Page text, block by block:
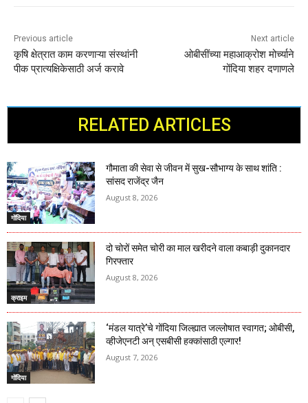
Previous article
कृषि क्षेत्रात काम करणाऱ्या संस्थांनी
पीक प्रात्यक्षिकेसाठी अर्ज करावे
Next article
ओबीसींच्या महाआक्रोश मोर्च्याने
गोंदिया शहर दणाणले
RELATED ARTICLES
गोंदिया
गौमाता की सेवा से जीवन में सुख-सौभाग्य के साथ शांति :
सांसद राजेंद्र जैन
August 8, 2026
क्राइम
दो चोरों समेत चोरी का माल खरीदने वाला कबाड़ी दुकानदार
गिरफ्तार
August 8, 2026
गोंदिया
‘मंडल यात्रे’चे गोंदिया जिल्ह्यात जल्लोषात स्वागत; ओबीसी,
व्हीजेएनटी अन् एसबीसी हक्कांसाठी एल्गार!
August 7, 2026